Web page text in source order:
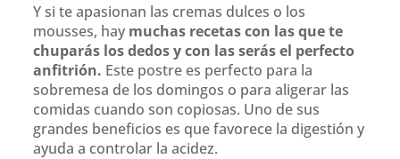
Y si te apasionan las cremas dulces o los
mousses, hay muchas recetas con las que te
chuparás los dedos y con las serás el perfecto
anfitrión. Este postre es perfecto para la
sobremesa de los domingos o para aligerar las
comidas cuando son copiosas. Uno de sus
grandes beneficios es que favorece la digestión y
ayuda a controlar la acidez.